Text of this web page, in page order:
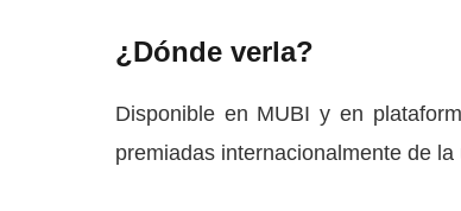
¿Dónde verla?
Disponible en MUBI y en
premiadas internacionalmente de